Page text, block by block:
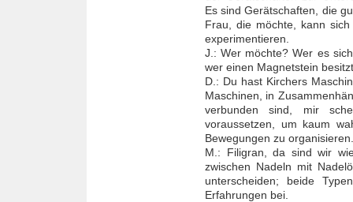
Es sind Gerätschaften, die
Frau, die möchte, kann
experimentieren.
J.: Wer möchte? Wer es
wer einen Magnetstein
D.: Du hast Kirchers
Maschinen, in
verbunden sind, mir
voraussetzen, um kaum
Bewegungen zu organisieren.
M.: Filigran, da sind wir
zwischen Nadeln mit
unterscheiden; beide
Erfahrungen bei.